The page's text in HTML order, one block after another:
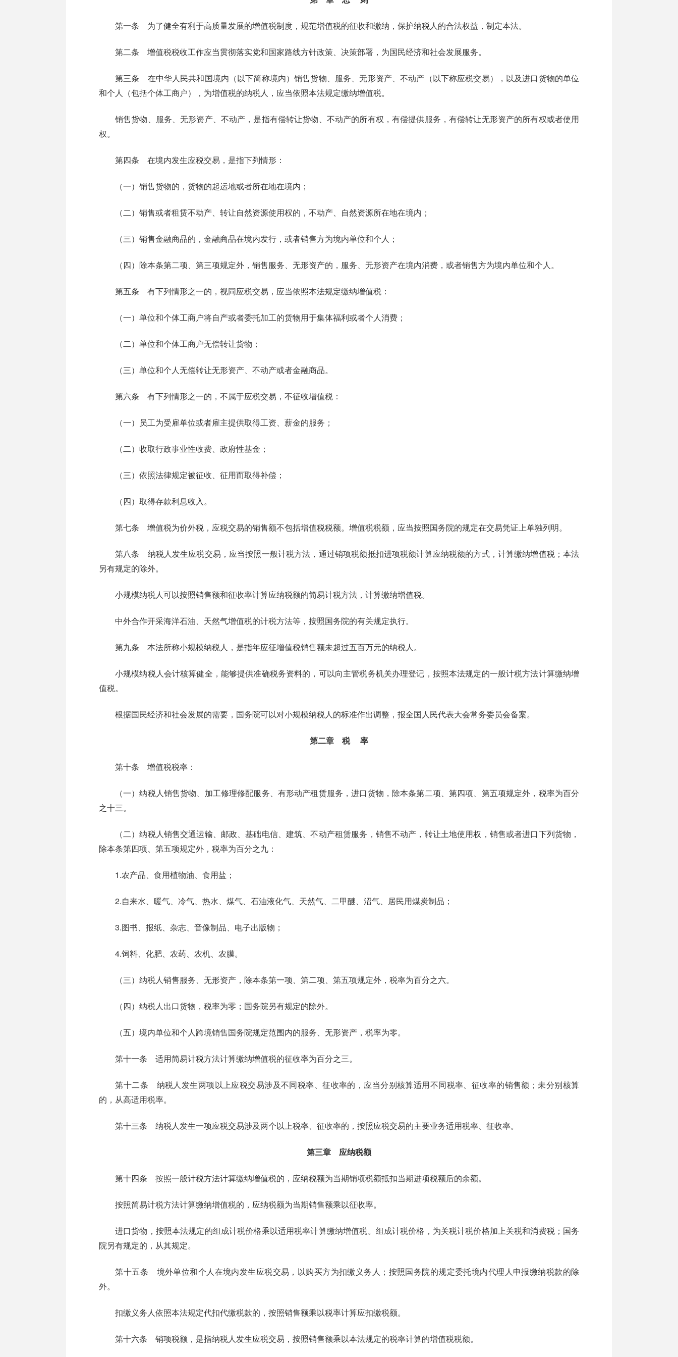
第一条 为了健全有利于高质量发展的增值税制度，规范增值税的征收和缴纳，保护纳税人的合法权益，制定本法。
第二条 增值税税收工作应当贯彻落实党和国家路线方针政策、决策部署，为国民经济和社会发展服务。
第三条 在中华人民共和国境内（以下简称境内）销售货物、服务、无形资产、不动产（以下称应税交易），以及进口货物的单位
和个人（包括个体工商户），为增值税的纳税人，应当依照本法规定缴纳增值税。
销售货物、服务、无形资产、不动产，是指有偿转让货物、不动产的所有权，有偿提供服务，有偿转让无形资产的所有权或者使用
权。
第四条 在境内发生应税交易，是指下列情形：
（一）销售货物的，货物的起运地或者所在地在境内；
（二）销售或者租赁不动产、转让自然资源使用权的，不动产、自然资源所在地在境内；
（三）销售金融商品的，金融商品在境内发行，或者销售方为境内单位和个人；
（四）除本条第二项、第三项规定外，销售服务、无形资产的，服务、无形资产在境内消费，或者销售方为境内单位和个人。
第五条 有下列情形之一的，视同应税交易，应当依照本法规定缴纳增值税：
（一）单位和个体工商户将自产或者委托加工的货物用于集体福利或者个人消费；
（二）单位和个体工商户无偿转让货物；
（三）单位和个人无偿转让无形资产、不动产或者金融商品。
第六条 有下列情形之一的，不属于应税交易，不征收增值税：
（一）员工为受雇单位或者雇主提供取得工资、薪金的服务；
（二）收取行政事业性收费、政府性基金；
（三）依照法律规定被征收、征用而取得补偿；
（四）取得存款利息收入。
第七条 增值税为价外税，应税交易的销售额不包括增值税税额。增值税税额，应当按照国务院的规定在交易凭证上单独列明。
第八条 纳税人发生应税交易，应当按照一般计税方法，通过销项税额抵扣进项税额计算应纳税额的方式，计算缴纳增值税；本法
另有规定的除外。
小规模纳税人可以按照销售额和征收率计算应纳税额的简易计税方法，计算缴纳增值税。
中外合作开采海洋石油、天然气增值税的计税方法等，按照国务院的有关规定执行。
第九条 本法所称小规模纳税人，是指年应征增值税销售额未超过五百万元的纳税人。
小规模纳税人会计核算健全，能够提供准确税务资料的，可以向主管税务机关办理登记，按照本法规定的一般计税方法计算缴纳增
值税。
根据国民经济和社会发展的需要，国务院可以对小规模纳税人的标准作出调整，报全国人民代表大会常务委员会备案。
第二章 税 率
第十条 增值税税率：
（一）纳税人销售货物、加工修理修配服务、有形动产租赁服务，进口货物，除本条第二项、第四项、第五项规定外，税率为百分
之十三。
（二）纳税人销售交通运输、邮政、基础电信、建筑、不动产租赁服务，销售不动产，转让土地使用权，销售或者进口下列货物，
除本条第四项、第五项规定外，税率为百分之九：
1.农产品、食用植物油、食用盐；
2.自来水、暖气、冷气、热水、煤气、石油液化气、天然气、二甲醚、沼气、居民用煤炭制品；
3.图书、报纸、杂志、音像制品、电子出版物；
4.饲料、化肥、农药、农机、农膜。
（三）纳税人销售服务、无形资产，除本条第一项、第二项、第五项规定外，税率为百分之六。
（四）纳税人出口货物，税率为零；国务院另有规定的除外。
（五）境内单位和个人跨境销售国务院规定范围内的服务、无形资产，税率为零。
第十一条 适用简易计税方法计算缴纳增值税的征收率为百分之三。
第十二条 纳税人发生两项以上应税交易涉及不同税率、征收率的，应当分别核算适用不同税率、征收率的销售额；未分别核算
的，从高适用税率。
第十三条 纳税人发生一项应税交易涉及两个以上税率、征收率的，按照应税交易的主要业务适用税率、征收率。
第三章 应纳税额
第十四条 按照一般计税方法计算缴纳增值税的，应纳税额为当期销项税额抵扣当期进项税额后的余额。
按照简易计税方法计算缴纳增值税的，应纳税额为当期销售额乘以征收率。
进口货物，按照本法规定的组成计税价格乘以适用税率计算缴纳增值税。组成计税价格，为关税计税价格加上关税和消费税；国务
院另有规定的，从其规定。
第十五条 境外单位和个人在境内发生应税交易，以购买方为扣缴义务人；按照国务院的规定委托境内代理人申报缴纳税款的除
外。
扣缴义务人依照本法规定代扣代缴税款的，按照销售额乘以税率计算应扣缴税额。
第十六条 销项税额，是指纳税人发生应税交易，按照销售额乘以本法规定的税率计算的增值税税额。